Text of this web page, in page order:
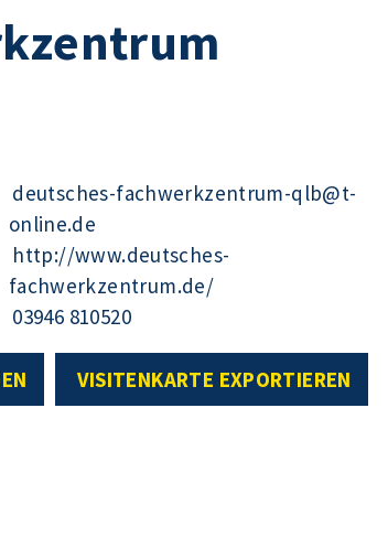
deutsches-fachwerkzentrum-qlb@t-
online.de
http://www.deutsches-
fachwerkzentrum.de/
03946 810520
VISITENKARTE EXPORTIEREN